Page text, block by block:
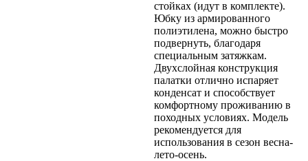
стойках (идут в комплекте).
Юбку из армированного
полиэтилена, можно быстро
подвернуть, благодаря
специальным затяжкам.
Двухслойная конструкция
палатки отлично испаряет
конденсат и способствует
комфортному проживанию в
походных условиях. Модель
рекомендуется для
использования в сезон весна-
лето-осень.